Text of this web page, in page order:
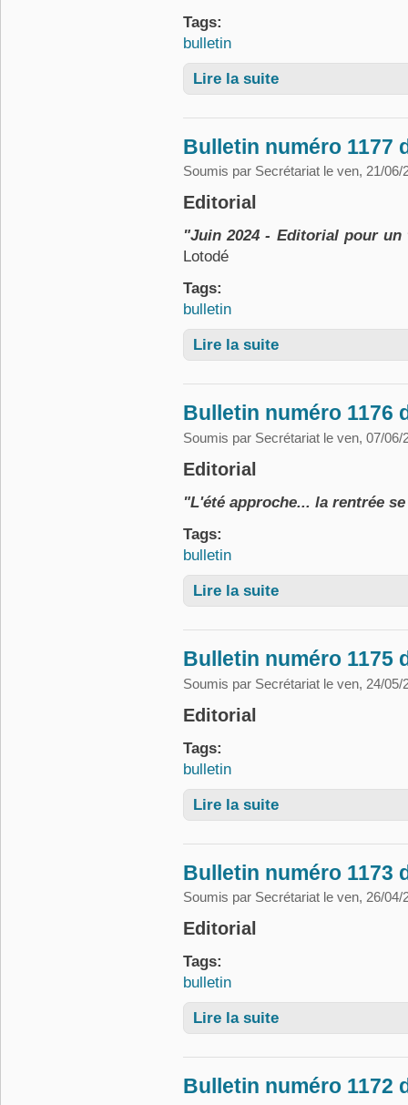
Tags:
bulletin
Lire la suite
Bulletin numéro 1177
Soumis par Secrétariat le ven, 21/06/
Editorial
"Juin 2024 - Editorial pour un
Lotodé
Tags:
bulletin
Lire la suite
Bulletin numéro 1176
Soumis par Secrétariat le ven, 07/06/
Editorial
"L'été approche... la rentrée
Tags:
bulletin
Lire la suite
Bulletin numéro 1175
Soumis par Secrétariat le ven, 24/05/
Editorial
Tags:
bulletin
Lire la suite
Bulletin numéro 1173
Soumis par Secrétariat le ven, 26/04/
Editorial
Tags:
bulletin
Lire la suite
Bulletin numéro 1172